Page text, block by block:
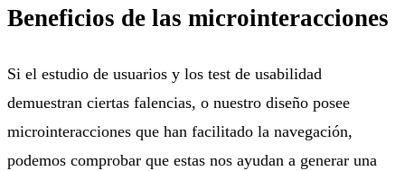
Beneficios de las microinteracciones
Si el estudio de usuarios y los test de usabilidad
demuestran ciertas falencias, o nuestro diseño posee
microinteracciones que han facilitado la navegación,
podemos comprobar que estas nos ayudan a generar una